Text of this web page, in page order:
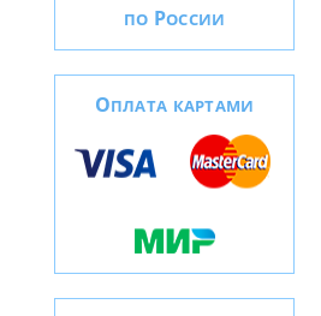
ПО РОССИИ
ОПЛАТА КАРТАМИ